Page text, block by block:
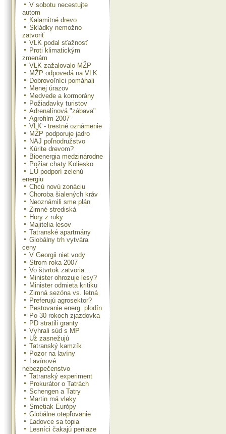
V sobotu necestujte
autom
Kalamitné drevo
Skládky nemožno
zatvoriť
VLK podal sťažnosť
Proti klimatickým
zmenám
VLK zažalovalo MŽP
MŽP odpovedá na VLK
Dobrovoľníci pomáhali
Menej úrazov
Medvede a kormorány
Požiadavky turistov
Adrenalínová "zábava"
Agrofilm 2007
VLK - trestné oznámenie
MŽP podporuje jadro
NAJ poľnodružstvo
Kúrite drevom?
Bioenergia medzinárodne
Požiar chaty Koliesko
EÚ podporí zelenú
energiu
Chcú novú zonáciu
Choroba šialených kráv
Neoznámili sme plán
Zimné strediská
Hory z ruky
Majitelia lesov
Tatranské apartmány
Globálny trh vytvára
ceny
V Georgii niet vody
Strom roka 2007
Vo štvrtok zatvoria...
Minister ohrozuje lesy?
Minister odmieta kritiku
Zimná sezóna vs. letná
Preferujú agrosektor?
Pestovanie energ. plodín
Po 30 rokoch zjazdovka
PD stratili granty
Vyhrali súd s MP
Už zasnežujú
Tatranský kamzík
Pozor na lavíny
Lavínové
nebezpečenstvo
Tatranský experiment
Prokurátor o Tatrách
Schengen a Tatry
Martin má vleky
Smetiak Európy
Globálne otepľovanie
Ľadovce sa topia
Lesníci čakajú peniaze